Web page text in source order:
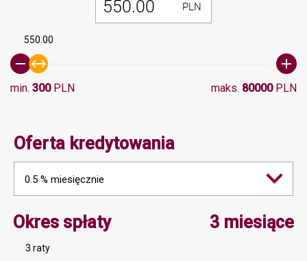
PLN
550.00
min. 300PLN maks. 80000PLN
Oferta kredytowania
0.5 % miesięcznie
Okres spłatyMinimalna wartość 3,
3 miesiące
3 raty